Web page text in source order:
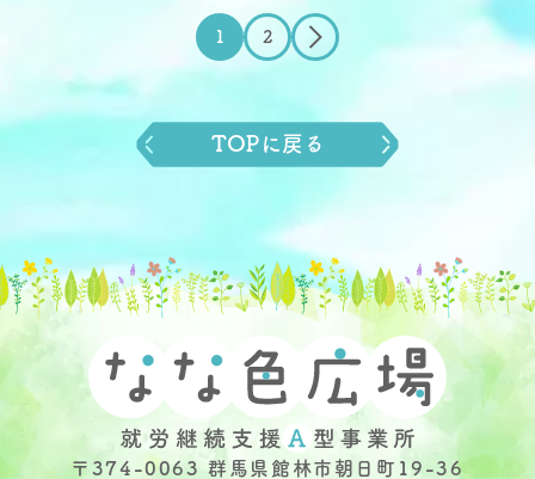
の
送
り
1 2
TOPに戻る
〒374-0063 群馬県館林市朝日町19-36